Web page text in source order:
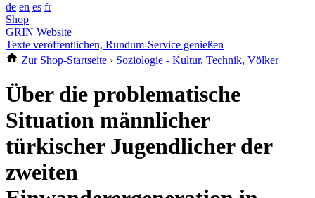
de en es fr
Shop
GRIN Website
Texte veröffentlichen, Rundum-Service genießen
Zur Shop-Startseite › Soziologie - Kultur, Technik, Völker
Über die problematische
Situation männlicher
türkischer Jugendlicher der
zweiten